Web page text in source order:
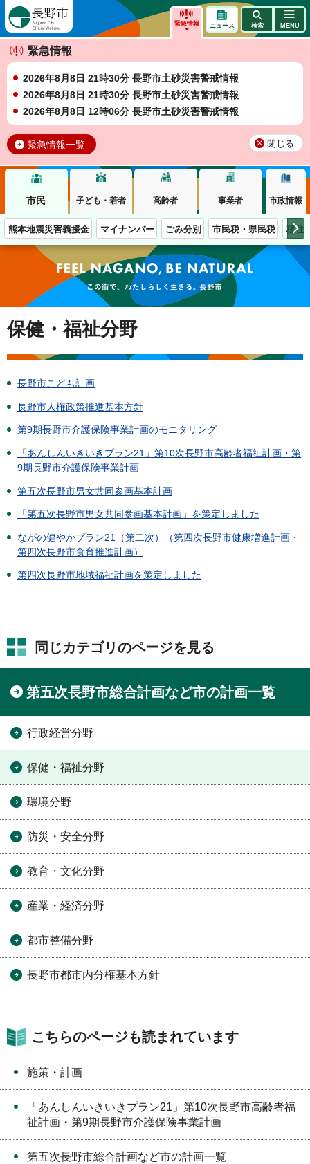
緊急情報
緊急情報
2026年8月8日 21時30分 長野市土砂災害警戒情報
2026年8月8日 21時30分 長野市土砂災害警戒情報
2026年8月8日 12時06分 長野市土砂災害警戒情報
緊急情報一覧 閉じる
ニュース 検索 MENU
市民 子ども・若者 高齢者 事業者 市政情報
熊本地震災害義援金 マイナンバー ごみ分別 市民税・県民税 移住
この街で、わたしらしく生きる。長野市
保健・福祉分野
長野市こども計画
長野市人権政策推進基本方針
第9期長野市介護保険事業計画のモニタリング
「あんしんいきいきプラン21」第10次長野市高齢者福祉計画・第
9期長野市介護保険事業計画
第五次長野市男女共同参画基本計画
「第五次長野市男女共同参画基本計画」を策定しました
ながの健やかプラン21（第二次）（第四次長野市健康増進計画・
第四次長野市食育推進計画）
第四次長野市地域福祉計画を策定しました
同じカテゴリのページを見る
第五次長野市総合計画など市の計画一覧
行政経営分野
保健・福祉分野
環境分野
防災・安全分野
教育・文化分野
産業・経済分野
都市整備分野
長野市都市内分権基本方針
こちらのページも読まれています
施策・計画
「あんしんいきいきプラン21」第10次長野市高齢者福
祉計画・第9期長野市介護保険事業計画
第五次長野市総合計画など市の計画一覧